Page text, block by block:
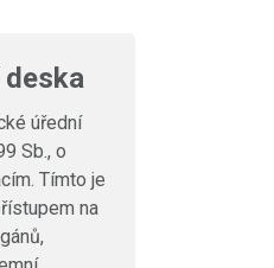
úřední
Sb., o
Tímto je
na